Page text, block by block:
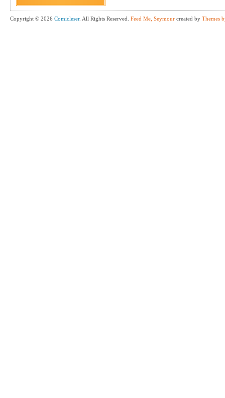
Copyright © 2026 Comicleser. All Rights Reserved. Feed Me, Seymour created by Themes